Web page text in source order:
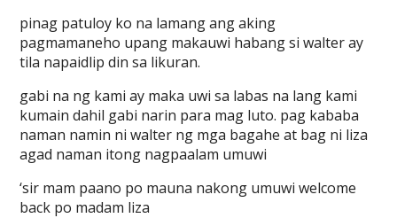
pinag patuloy ko na lamang ang aking
pagmamaneho upang makauwi habang si walter ay
tila napaidlip din sa likuran.
gabi na ng kami ay maka uwi sa labas na lang kami
kumain dahil gabi narin para mag luto. pag kababa
naman namin ni walter ng mga bagahe at bag ni liza
agad naman itong nagpaalam umuwi
‘sir mam paano po mauna nakong umuwi welcome
back po madam liza